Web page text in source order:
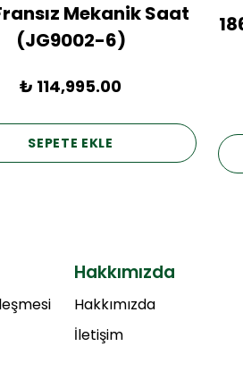
Mekanik Saat
(JG9002-6)
₺ 114,995.00
SEPETE EKLE
Hakkımızda
Hakkımızda
İletişim